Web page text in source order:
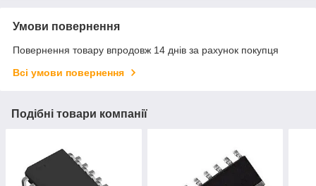
Умови повернення
Повернення товару впродовж 14 днів за рахунок покупця
Всі умови повернення
Подібні товари компанії